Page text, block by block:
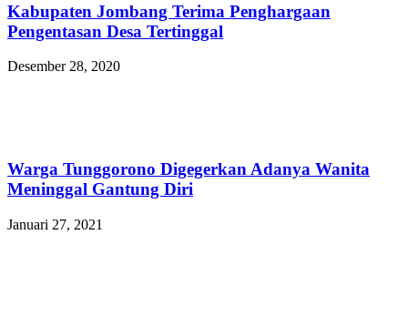
Kabupaten Jombang Terima Penghargaan
Pengentasan Desa Tertinggal
Desember 28, 2020
Warga Tunggorono Digegerkan Adanya Wanita
Meninggal Gantung Diri
Januari 27, 2021